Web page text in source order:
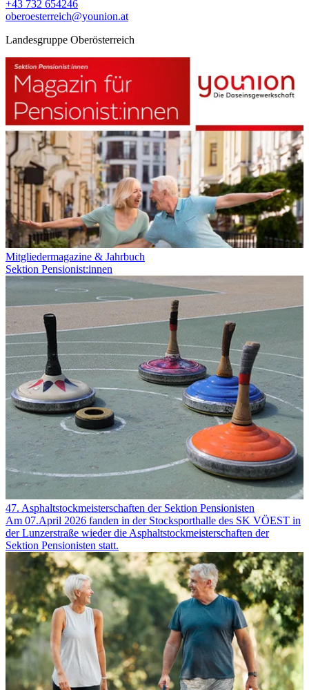
+43 732 654246
oberoesterreich@younion.at
Landesgruppe Oberösterreich
Mitgliedermagazine & Jahrbuch
Sektion Pensionist:innen
47. Asphaltstockmeisterschaften der Sektion Pensionisten
Am 07.April 2026 fanden in der Stocksporthalle des SK VÖEST in
der Lunzerstraße wieder die Asphaltstockmeisterschaften der
Sektion Pensionisten statt.